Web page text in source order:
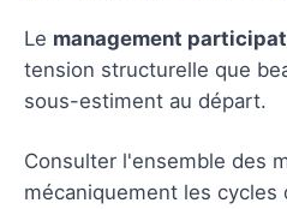
Le management
tension structurelle que
sous-estiment au départ.
Consulter l'ensemble des
mécaniquement les